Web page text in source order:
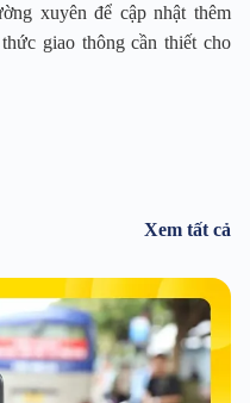
xuyên để cập nhật thêm
giao thông cần thiết cho
Xem tất cả